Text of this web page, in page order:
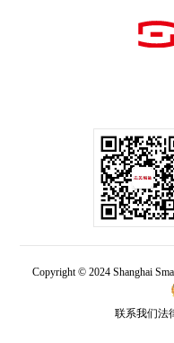
Copyright © 2024 Shanghai
联系我们法